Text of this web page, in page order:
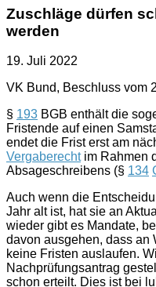
Zuschläge dürfen
werden
19. Juli 2022
VK Bund, Beschluss vom
§ 193 BGB enthält die
Fristende auf einen
endet die Frist erst am
Vergaberechtim Rahmen
Absageschreibens (§ 134
Auch wenn die
Jahr alt ist, hat sie an
wieder gibt es Mandate,
davon ausgehen, dass an
keine Fristen auslaufen.
Nachprüfungsantrag
schon erteilt. Dies ist bei